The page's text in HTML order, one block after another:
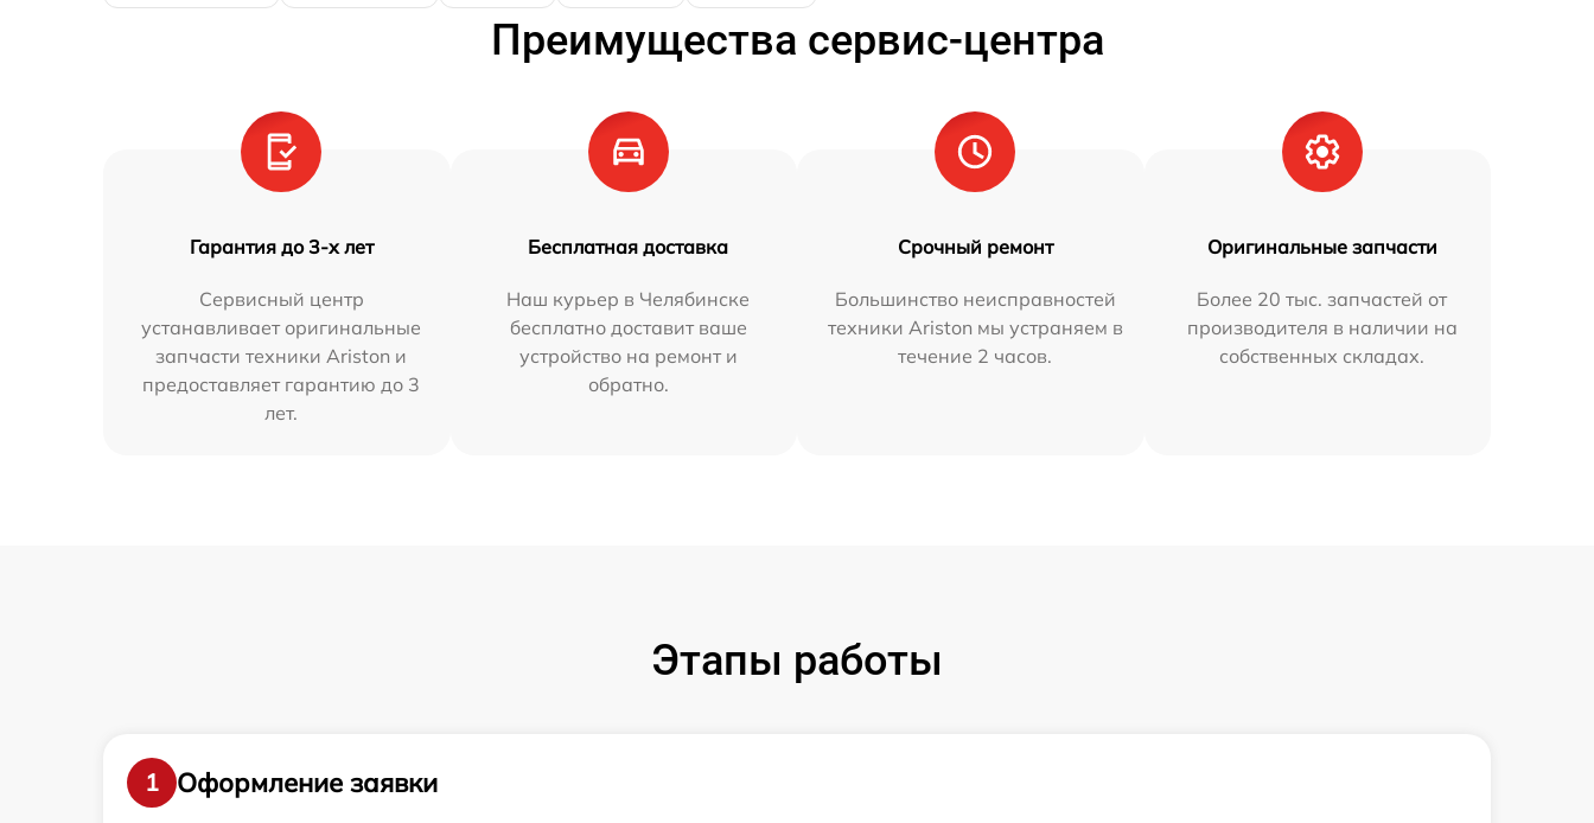
Преимущества сервис-центра
Гарантия до 3-х лет
Сервисный центр
устанавливает оригинальные
запчасти техники Ariston и
предоставляет гарантию до 3
лет.
Бесплатная доставка
Наш курьер в Челябинске
бесплатно доставит ваше
устройство на ремонт и
обратно.
Срочный ремонт
Большинство неисправностей
техники Ariston мы устраняем в
течение 2 часов.
Оригинальные запчасти
Более 20 тыс. запчастей от
производителя в наличии на
собственных складах.
Этапы работы
1
Оформление заявки